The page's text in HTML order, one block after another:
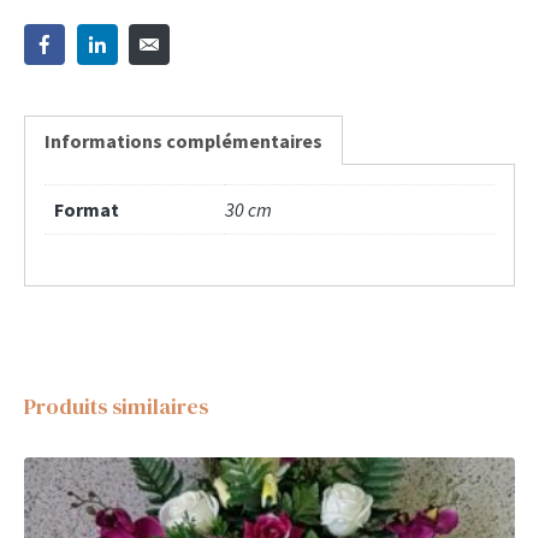
Informations complémentaires
Format 30 cm
Produits similaires